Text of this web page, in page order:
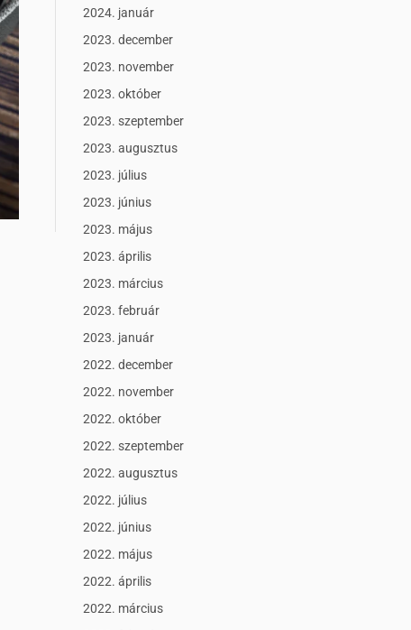
2024. január
2023. december
2023. november
2023. október
2023. szeptember
2023. augusztus
2023. július
2023. június
2023. május
2023. április
2023. március
2023. február
2023. január
2022. december
2022. november
2022. október
2022. szeptember
2022. augusztus
2022. július
2022. június
2022. május
2022. április
2022. március